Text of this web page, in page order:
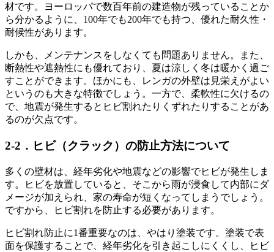
材です。ヨーロッパで数百年前の建造物が残っていることか
ら分かるように、100年でも200年でも持つ、優れた耐久性・
耐候性があります。
しかも、メンテナンスをしなくても問題ありません。また、
断熱性や遮熱性にも優れており、夏は涼しく冬は暖かく過ご
すことができます。ほかにも、レンガの外壁は見栄えがよい
というのも大きな特徴でしょう。一方で、柔軟性に欠けるの
で、地震が発生するとヒビ割れたりくずれたりすることがあ
るのが欠点です。
2-2．ヒビ（クラック）の防止方法について
多くの壁材は、経年劣化や地震などの影響でヒビが発生しま
す。ヒビを放置していると、そこから雨が浸食して内部にダ
メージが加えられ、家の寿命が短くなってしまうでしょう。
ですから、ヒビ割れを防止する必要があります。
ヒビ割れ防止に1番重要なのは、やはり塗装です。塗装で表
面を保護することで、経年劣化を引き起こしにくくし、ヒビ